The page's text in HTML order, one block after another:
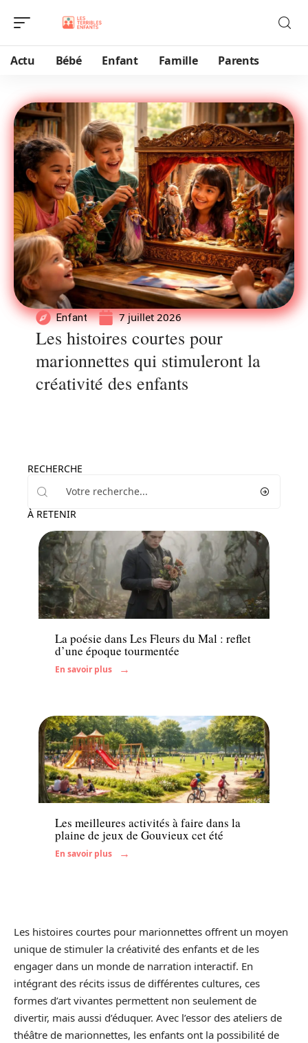
Actu Bébé Enfant Famille Parents
Enfant 7 juillet 2026
Les histoires courtes pour
marionnettes qui stimuleront la
créativité des enfants
RECHERCHE
À RETENIR
Enfant
La poésie dans Les Fleurs du Mal : reflet
d’une époque tourmentée
En savoir plus
Famille
Les meilleures activités à faire dans la
plaine de jeux de Gouvieux cet été
En savoir plus
Les histoires courtes pour marionnettes offrent un moyen
unique de stimuler la créativité des enfants et de les
engager dans un monde de narration interactif. En
intégrant des récits issus de différentes cultures, ces
formes d’art vivantes permettent non seulement de
divertir, mais aussi d’éduquer. Avec l’essor des ateliers de
théâtre de marionnettes, les enfants ont la possibilité de